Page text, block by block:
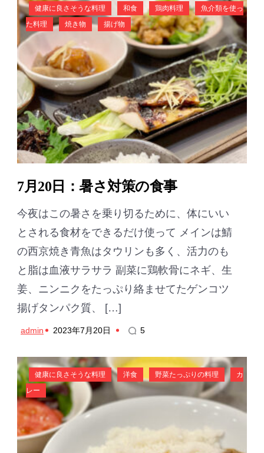
健康に良さそうな料理 和食 鶏肉料理
魚介類を使っ
た料理
焼き物 揚げ物
7月20日：暑さ対策の食事
今夜はこの暑さを乗り切るために、体にいい
とされる食材をできるだけ使って メインは鯖
の西京焼き青魚はタウリンも多く、活力のも
と脂は血液サラサラ 副菜に鶏軟骨にネギ、生
姜、ニンニクをたっぷり絡ませてたゲンコツ
揚げタンパク質、 […]
admin 2023年7月20日 5
健康に良さそうな料理 洋食 野菜たっぷりの料理
カ
レー